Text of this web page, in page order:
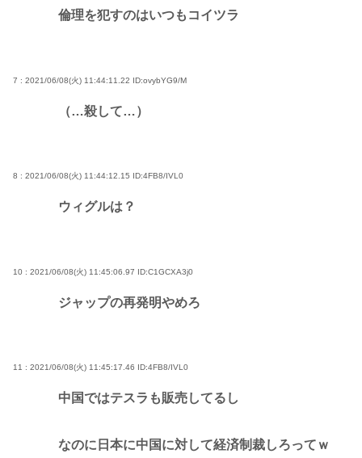
倫理を犯すのはいつもコイツラ
7 : 2021/06/08(火) 11:44:11.22 ID:ovybYG9/M
（…殺して…）
8 : 2021/06/08(火) 11:44:12.15 ID:4FB8/IVL0
ウィグルは？
10 : 2021/06/08(火) 11:45:06.97 ID:C1GCXA3j0
ジャップの再発明やめろ
11 : 2021/06/08(火) 11:45:17.46 ID:4FB8/IVL0
中国ではテスラも販売してるし
なのに日本に中国に対して経済制裁しろってｗ